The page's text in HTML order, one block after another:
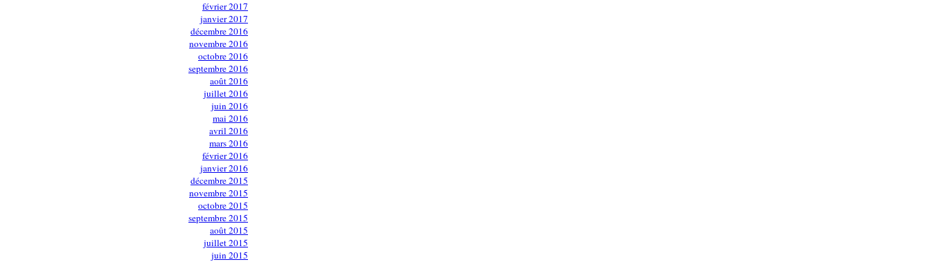
février 2017
janvier 2017
décembre 2016
novembre 2016
octobre 2016
septembre 2016
août 2016
juillet 2016
juin 2016
mai 2016
avril 2016
mars 2016
février 2016
janvier 2016
décembre 2015
novembre 2015
octobre 2015
septembre 2015
août 2015
juillet 2015
juin 2015